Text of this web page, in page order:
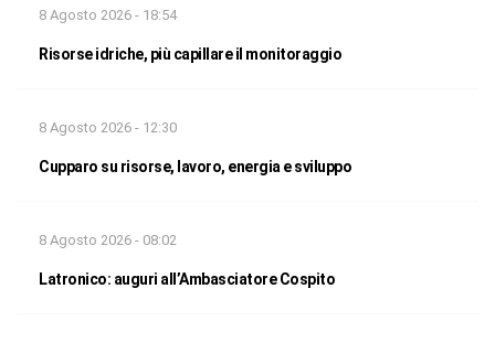
8 Agosto 2026 - 18:54
Risorse idriche, più capillare il monitoraggio
8 Agosto 2026 - 12:30
Cupparo su risorse, lavoro, energia e sviluppo
8 Agosto 2026 - 08:02
Latronico: auguri all’Ambasciatore Cospito